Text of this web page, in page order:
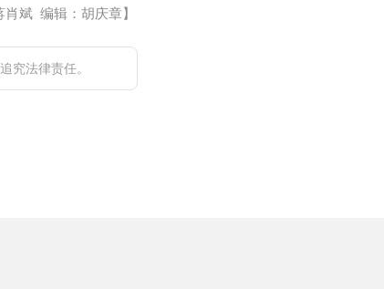
肖斌 编辑：胡庆章】
究法律责任。